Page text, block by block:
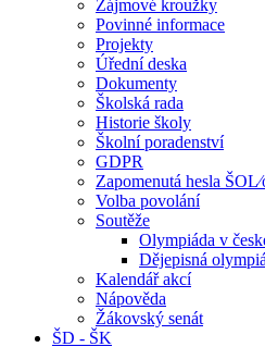
Zájmové kroužky
Povinné informace
Projekty
Úřední deska
Dokumenty
Školská rada
Historie školy
Školní poradenství
GDPR
Zapomenutá hesla
Volba povolání
Soutěže
Olympiáda v
Dějepisná
Kalendář akcí
Nápověda
Žákovský senát
ŠD - ŠK